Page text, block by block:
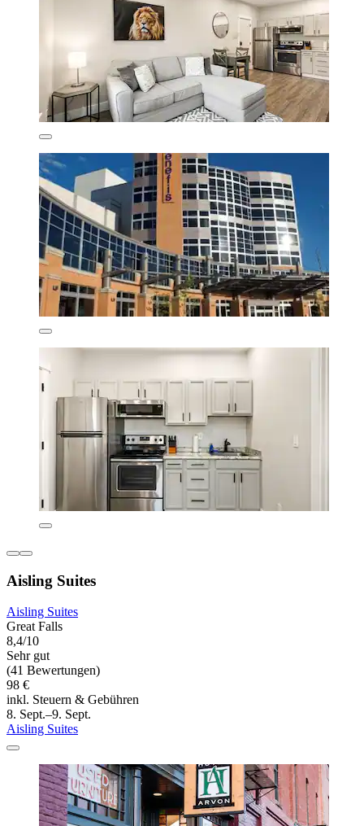
Aisling Suites
Aisling Suites
Great Falls
8,4/10
Sehr gut
(41 Bewertungen)
98 €
inkl. Steuern & Gebühren
8. Sept.–9. Sept.
Aisling Suites